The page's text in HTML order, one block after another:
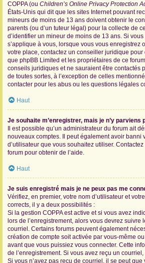
COPPA (ou Children’s Online Privacy Protection
États-Unis qui dit que les sites Internet pouvant
mineurs de moins de 13 ans doivent obtenir le
parents (ou d’un tuteur légal) pour la collecte de
d’identifier un mineur de moins de 13 ans. Si
s’applique à vous, lorsque vous vous enregistrez
votre place, contactez un conseiller juridique pour
que phpBB Limited et les propriétaires de ce
conseils juridiques et ne sauraient être contactés
de toutes sortes, à l’exception de celles
contacter pour les abus ou les questions légales
Haut
Je souhaite m’enregistrer, mais je n’y parviens
Il est possible qu’un administrateur du forum ait
nouveaux comptes. Il peut également avoir banni
d’utilisateur que vous souhaitez utiliser.
forum pour obtenir de l’aide.
Haut
Je suis enregistré mais je ne peux pas me
Vérifiez, en premier, votre nom d’utilisateur et
corrects, il y a deux possibilités :
Si la gestion COPPA est active et si vous avez
lors de l’enregistrement, alors vous devrez suivre
courriel. Certains forums peuvent également
création de compte soit activée par vous-même
avant que vous puissiez vous connecter. Cette
de l’enregistrement. Si vous avez reçu un
Si vous n’avez pas reçu de courriel, il se peut